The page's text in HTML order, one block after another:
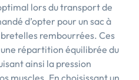
lors du transport de
d’opter pour un sac à
rembourrées. Ces
répartition équilibrée du
ainsi la pression
muscles. En choisissant un